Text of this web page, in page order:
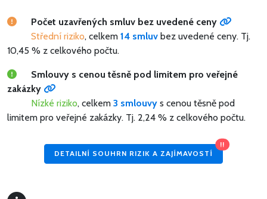
Počet uzavřených smluv bez uvedené ceny
Střední riziko, celkem 14 smluv bez uvedené ceny. Tj.
10,45 % z celkového počtu.
Smlouvy s cenou těsně pod limitem pro veřejné
zakázky
Nízké riziko, celkem 3 smlouvy s cenou těsně pod
limitem pro veřejné zakázky. Tj. 2,24 % z celkového počtu.
DETAILNÍ SOUHRN RIZIK A ZAJÍMAVOSTÍ
!!